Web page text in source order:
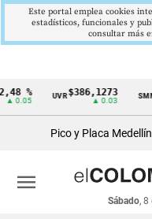
Cintillo
económicos
Colombia
%
0.05
UVR$386,1273
▲ 0.03
Pico y Placa Medellín
Sábado, 8
menu
Este portal emplea cookies
estadísticos, funcionales y
consultar más